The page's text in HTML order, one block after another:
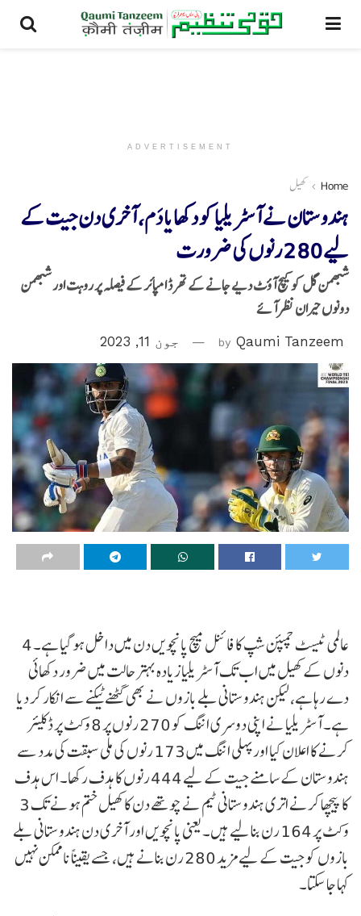
ADVERTISEMENT
Home کھیل
ہندوستان نے آسٹریلیا کو دکھایا دَم، آخری دن جیت کے
لیے 280 رنوں کی ضرورت
شبھمن گل کو کیچ آؤٹ دیے جانے کے تھرڈ امپائر کے فیصلہ پر روہت اور شبھمن
دونوں حیران نظر آئے
by Qaumi Tanzeem جون 11, 2023
عالمی ٹیسٹ چمپئن شپ کا فائنل میچ پانچویں دن میں داخل ہو گیا ہے۔ 4
دنوں کے کھیل میں اب تک آسٹریلیا زیادہ بہتر حالت میں ضرور دکھائی
دے رہا ہے، لیکن ہندوستانی بلے بازوں نے بھی گھٹنے ٹیکنے سے انکار کر دیا
ہے۔ آسٹریلیا نے اپنی دوسری اننگ کو 270 رنوں پر 8 وکٹ پر ڈکلیئر
کرنے کا اعلان کیا اور پہلی اننگ میں 173 رنوں کی ملی سبقت کی مدد سے
ہندوستان کے سامنے جیت کے لیے 444 رنوں کا ہدف رکھا۔ اس ہدف
کا پیچھا کرنے اتری ہندوستانی ٹیم نے چوتھے دن کا کھیل ختم ہونے تک 3
وکٹ پر 164 رن بنا لیے ہیں۔ یعنی پانچویں اور آخری دن ہندوستانی بلے
بازوں کو جیت کے لیے مزید 280 رن بنانے ہیں، جسے یقیناً ناممکن نہیں
کہا جا سکتا۔